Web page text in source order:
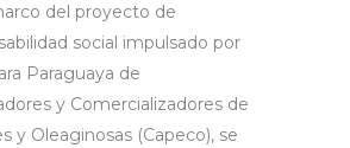
del proyecto de
social impulsado por
Paraguaya de
y Comercializadores de
y Oleaginosas (Capeco), se